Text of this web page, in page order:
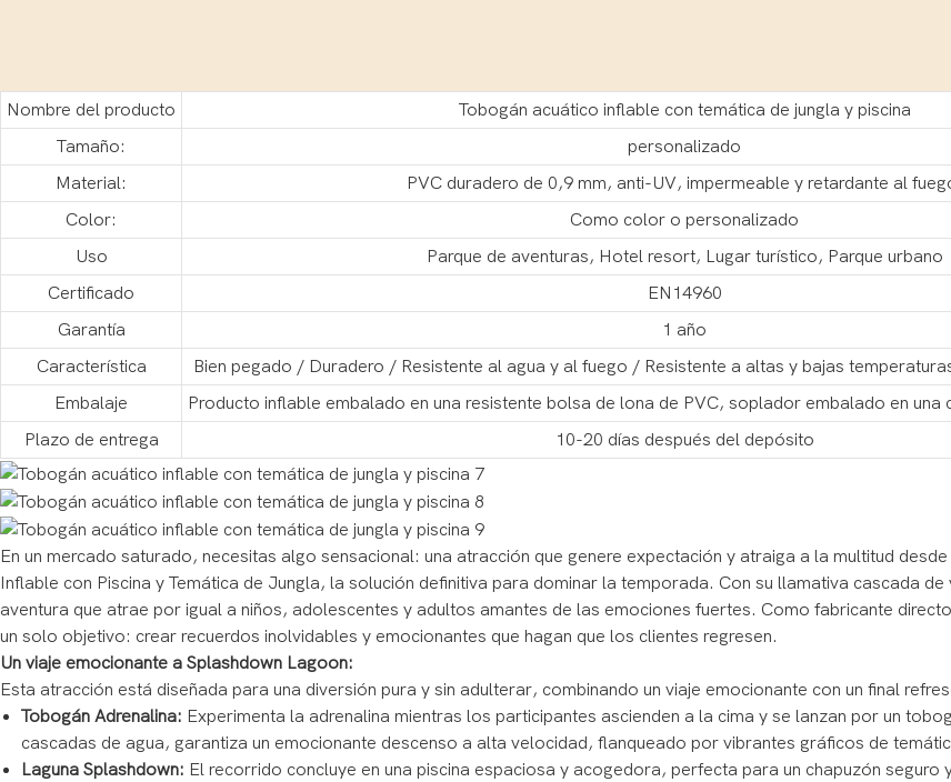
Nombre del producto
Tobogán acuático inflable con temática de jungla y piscina
Tamaño:
personalizado
Material:
PVC duradero de 0,9 mm, anti-UV, impermeable y retardante al
Color:
Como color o personalizado
Uso
Parque de aventuras, Hotel resort, Lugar turístico, Parque urbano
Certificado
EN14960
Garantía
1 año
Característica
Bien pegado / Duradero / Resistente al agua y al fuego / Resistente a altas y bajas
Embalaje
Producto inflable embalado en una resistente bolsa de lona de PVC, soplador embalado en una
Plazo de entrega
10-20 días después del depósito
En un mercado saturado, necesitas algo sensacional: una atracción que genere expectación y atraiga a la multitud
Inflable con Piscina y Temática de Jungla, la solución definitiva para dominar la temporada. Con su llamativa cascada
aventura que atrae por igual a niños, adolescentes y adultos amantes de las emociones fuertes. Como fabricante
un solo objetivo: crear recuerdos inolvidables y emocionantes que hagan que los clientes regresen.
Un viaje emocionante a Splashdown Lagoon:
Esta atracción está diseñada para una diversión pura y sin adulterar, combinando un viaje emocionante con un final
Tobogán Adrenalina: Experimenta la adrenalina mientras los participantes ascienden a la cima y se lanzan por un
cascadas de agua, garantiza un emocionante descenso a alta velocidad, flanqueado por vibrantes gráficos de
Laguna Splashdown: El recorrido concluye en una piscina espaciosa y acogedora, perfecta para un chapuzón